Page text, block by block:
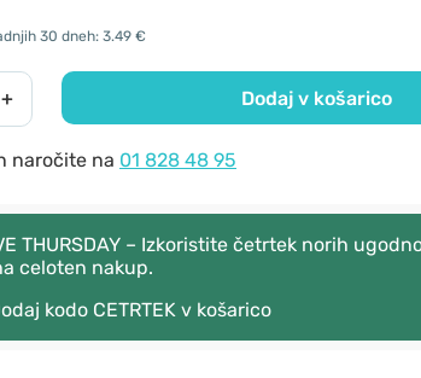
30 dneh: 3.49 €
+ Dodaj v košarico
naročite na 01 828 48 95
THURSDAY – Izkoristite četrtek norih
celoten nakup.
kodo CETRTEK v košarico